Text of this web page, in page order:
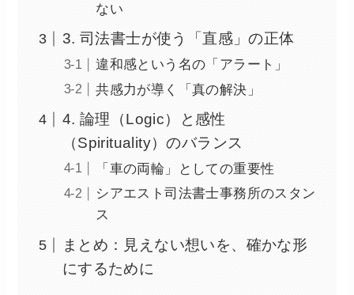
ない
3. 司法書士が使う「直感」の正体
違和感という名の「アラート」
共感力が導く「真の解決」
4. 論理（Logic）と感性
（Spirituality）のバランス
「車の両輪」としての重要性
シアエスト司法書士事務所のスタン
ス
まとめ：見えない想いを、確かな形
にするために